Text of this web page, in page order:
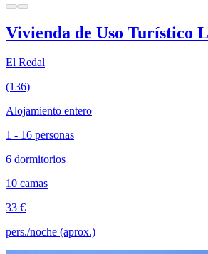
Vivienda de Uso Turístico
El Redal
(136)
Alojamiento entero
1 - 16 personas
6 dormitorios
10 camas
33 €
pers./noche (aprox.)